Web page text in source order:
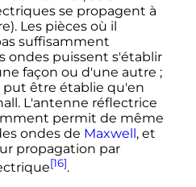
se propagent à
Les pièces où il
suffisamment
ondes puissent s'établir
façon ou d'une autre ;
put être établie qu'en
L'antenne réflectrice
permit de même
ondes de Maxwell, et
propagation par
[16].